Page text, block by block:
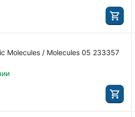
Molecules / Molecules 05 233357